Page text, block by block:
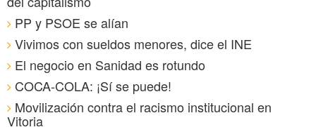
PP y PSOE se alían
Vivimos con sueldos menores, dice el INE
El negocio en Sanidad es rotundo
COCA-COLA: ¡Sí se puede!
Movilización contra el racismo institucional en
Vitoria